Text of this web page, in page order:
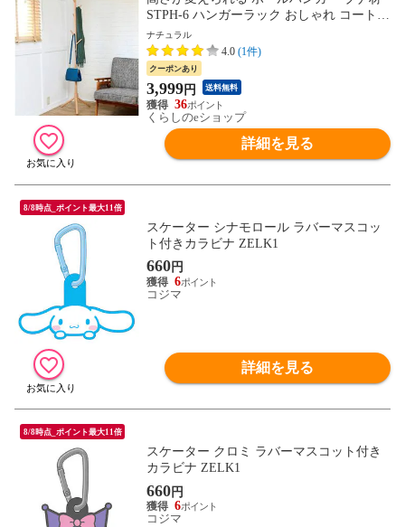
STPH-6 ハンガーラック おしゃれ コートハ
ンガー ポールハンガーラック クローゼッ
トハンガー キッズハンガー 山善 YAMAZE
N 【送料無料】
ナチュラル
4.0 (1件)
クーポンあり
3,999円 送料無料
36
くらしのeショップ
詳細を見る
8/8時点_ポイント最大11倍
スケーター シナモロール ラバーマスコッ
ト付きカラビナ ZELK1
660円
6
コジマ
詳細を見る
8/8時点_ポイント最大11倍
スケーター クロミ ラバーマスコット付き
カラビナ ZELK1
660円
6
コジマ